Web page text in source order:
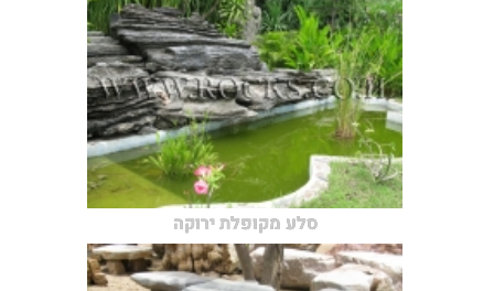
סלע מקופלת ירוקה